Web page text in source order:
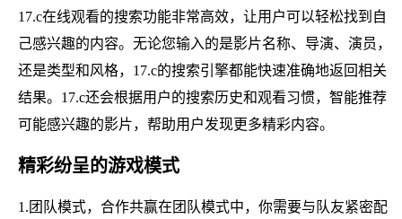
17.c在线观看的搜索功能非常高效，让用户可以轻松找到自
己感兴趣的内容。无论您输入的是影片名称、导演、演员，
还是类型和风格，17.c的搜索引擎都能快速准确地返回相关
结果。17.c还会根据用户的搜索历史和观看习惯，智能推荐
可能感兴趣的影片，帮助用户发现更多精彩内容。
精彩纷呈的游戏模式
1.团队模式，合作共赢在团队模式中，你需要与队友紧密配